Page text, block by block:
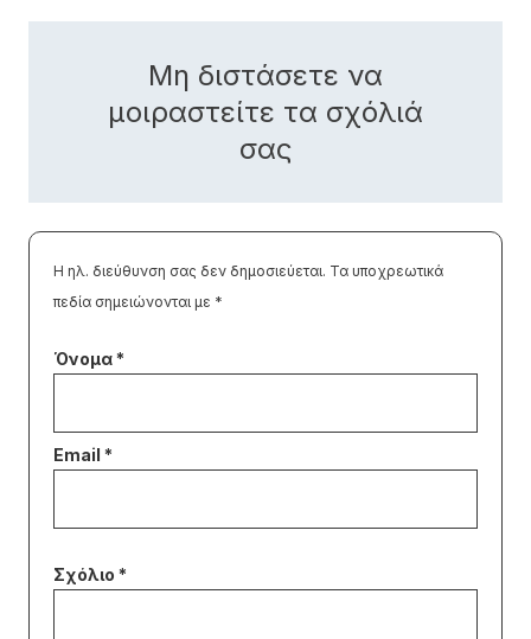
Μη διστάσετε να
μοιραστείτε τα σχόλιά
σας
Η ηλ. διεύθυνση σας δεν δημοσιεύεται. Τα υποχρεωτικά
πεδία σημειώνονται με *